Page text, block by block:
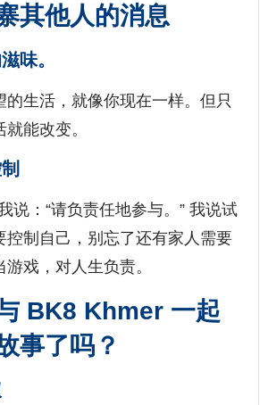
其他人的消息
味。
的生活，就像你现在一样。但只
能改变。
说：“请负责任地参与。” 我说试
控制自己，别忘了还有家人需要
戏，对人生负责。
BK8 Khmer 一起
事了吗？